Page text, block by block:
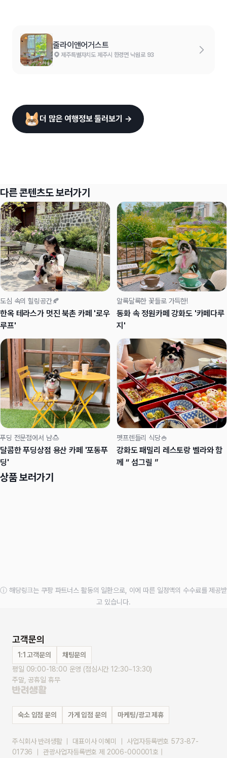
줄라이앤어거스트
제주특별자치도 제주시 한경면 낙원로 93
더 많은 여행정보 둘러보기 →
다른 콘텐츠도 보러가기
도심 속의 힐링공간🍂
한옥 테라스가 멋진 북촌 카페 '로우
루프'
알록달록한 꽃들로 가득한!
동화 속 정원카페 강화도 '카페다루
지'
푸딩 전문점에서 냠🍮
달콤한 푸딩상점 용산 카페 '포동푸
딩'
펫프렌들리 식당🍚
강화도 패밀리 레스토랑 벨라와 함
께 “ 섬그릴 ”
상품 보러가기
ⓘ 해당링크는 쿠팡 파트너스 활동의 일환으로, 이에 따른 일정액의 수수료를 제공받
고 있습니다.
고객문의
1:1 고객문의
채팅문의
평일 09:00-18:00 운영 (점심시간 12:30~13:30)
주말, 공휴일 휴무
숙소 입점 문의 가게 입점 문의 마케팅/광고 제휴
주식회사 반려생활 ｜ 대표이사 이혜미 ｜ 사업자등록번호 573-87-
01736 ｜ 관광사업자등록번호 제 2006-000001호 |